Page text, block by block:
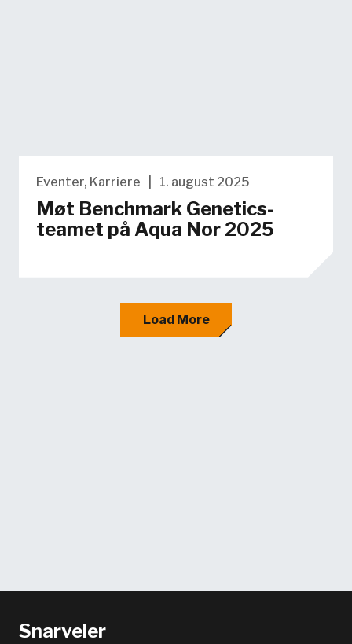
Eventer, Karriere 1. august 2025
Møt Benchmark Genetics-
teamet på Aqua Nor 2025
Load More
Snarveier